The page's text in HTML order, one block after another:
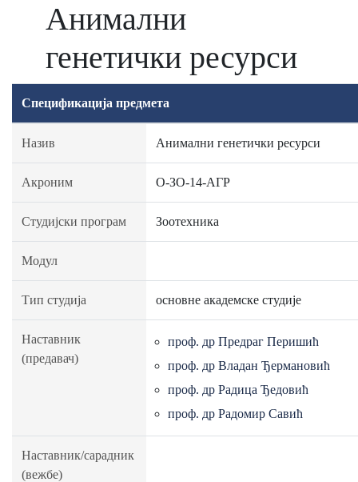
Анимални
генетички ресурси
Спецификација предмета
Назив Анимални генетички ресурси
Акроним О-ЗО-14-АГР
Студијски програм Зоотехника
Модул
Тип студија основне академске студије
Наставник
(предавач)
проф. др Предраг Перишић
проф. др Владан Ђермановић
проф. др Радица Ђедовић
проф. др Радомир Савић
Наставник/сарадник
(вежбе)